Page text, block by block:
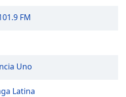
FM
Uno
Latina